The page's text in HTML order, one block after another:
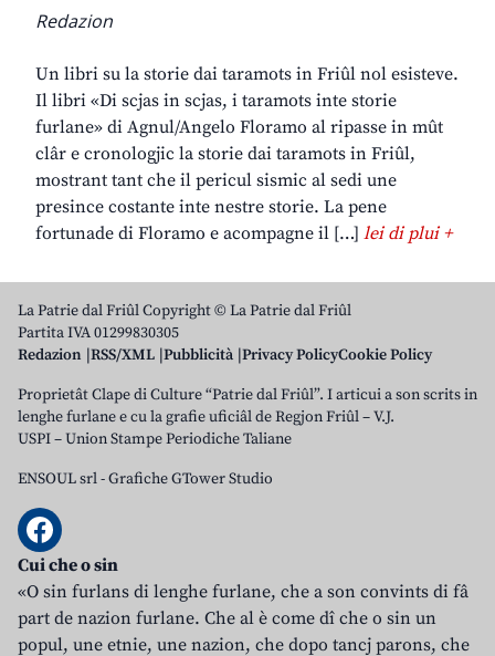
Redazion
Un libri su la storie dai taramots in Friûl nol esisteve.
Il libri «Di scjas in scjas, i taramots inte storie
furlane» di Agnul/Angelo Floramo al ripasse in mût
clâr e cronologjic la storie dai taramots in Friûl,
mostrant tant che il pericul sismic al sedi une
presince costante inte nestre storie. La pene
fortunade di Floramo e acompagne il […] lei di plui +
La Patrie dal Friûl Copyright © La Patrie dal Friûl
Partita IVA 01299830305
Redazion RSS/XML Pubblicità Privacy PolicyCookie Policy
Proprietât Clape di Culture “Patrie dal Friûl”. I articui a son scrits in
lenghe furlane e cu la grafie uficiâl de Regjon Friûl – V.J.
USPI – Union Stampe Periodiche Taliane
ENSOUL srl-Grafiche GTower Studio
Cui che o sin
«O sin furlans di lenghe furlane, che a son convints di fâ
part de nazion furlane. Che al è come dî che o sin un
popul, une etnie, une nazion, che dopo tancj parons, che